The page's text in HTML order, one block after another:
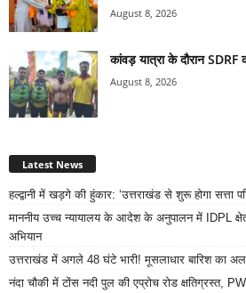
August 8, 2026
कांवड़ यात्रा के दौरान
August 8, 2026
Latest News
हल्द्वानी में खड़गे की हुंकार: ‘उत्तराखंड से शुरू होगा सत्ता
माननीय उच्च न्यायालय के आदेश के अनुपालन में IDPL
अभियान
उत्तराखंड में अगले 48 घंटे भारी! मूसलाधार बारिश का
नंदा चौकी में टोंस नदी पुल की एप्रोच रोड क्षतिग्रस्त,